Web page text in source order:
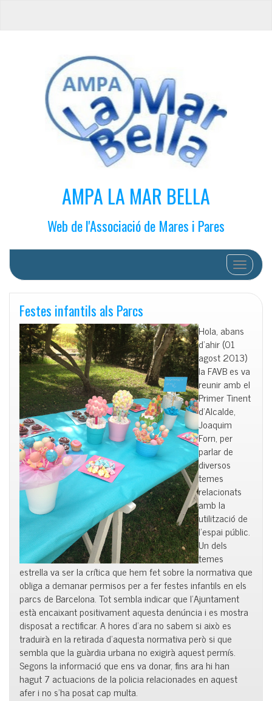
AMPA LA MAR BELLA
Web de l'Associació de Mares i Pares
Cambiar
Festes infantils als Parcs
Hola, abans
d’ahir (01
agost 2013)
la FAVB es va
reunir amb el
Primer Tinent
d’Alcalde,
Joaquim
Forn, per
parlar de
diversos
temes
relacionats
amb la
utilització de
l’espai públic.
Un dels
temes
estrella va ser la crítica que hem fet sobre la normativa que
obliga a demanar permisos per a fer festes infantils en els
parcs de Barcelona. Tot sembla indicar que l’Ajuntament
està encaixant positivament aquesta denúncia i es mostra
disposat a rectificar. A hores d’ara no sabem si això es
traduirà en la retirada d’aquesta normativa però si que
sembla que la guàrdia urbana no exigirà aquest permís.
Segons la informació que ens va donar, fins ara hi han
hagut 7 actuacions de la policia relacionades en aquest
afer i no s’ha posat cap multa.